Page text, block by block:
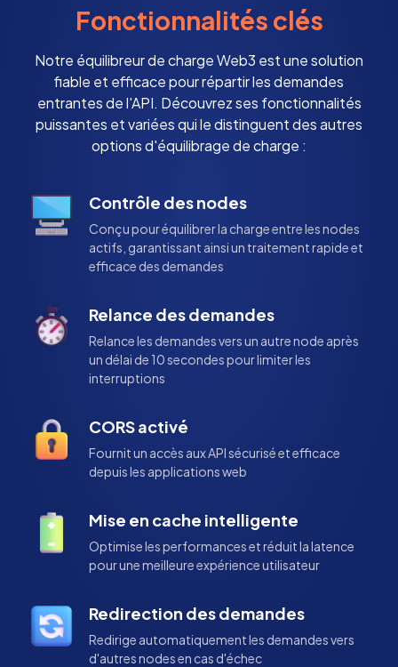
Fonctionnalités clés
Notre équilibreur de charge Web3 est une solution
fiable et efficace pour répartir les demandes
entrantes de l'API. Découvrez ses fonctionnalités
puissantes et variées qui le distinguent des autres
options d'équilibrage de charge :
Contrôle des nodes
Conçu pour équilibrer la charge entre les nodes
actifs, garantissant ainsi un traitement rapide et
efficace des demandes
Relance des demandes
Relance les demandes vers un autre node après
un délai de 10 secondes pour limiter les
interruptions
CORS activé
Fournit un accès aux API sécurisé et efficace
depuis les applications web
Mise en cache intelligente
Optimise les performances et réduit la latence
pour une meilleure expérience utilisateur
Redirection des demandes
Redirige automatiquement les demandes vers
d'autres nodes en cas d'échec